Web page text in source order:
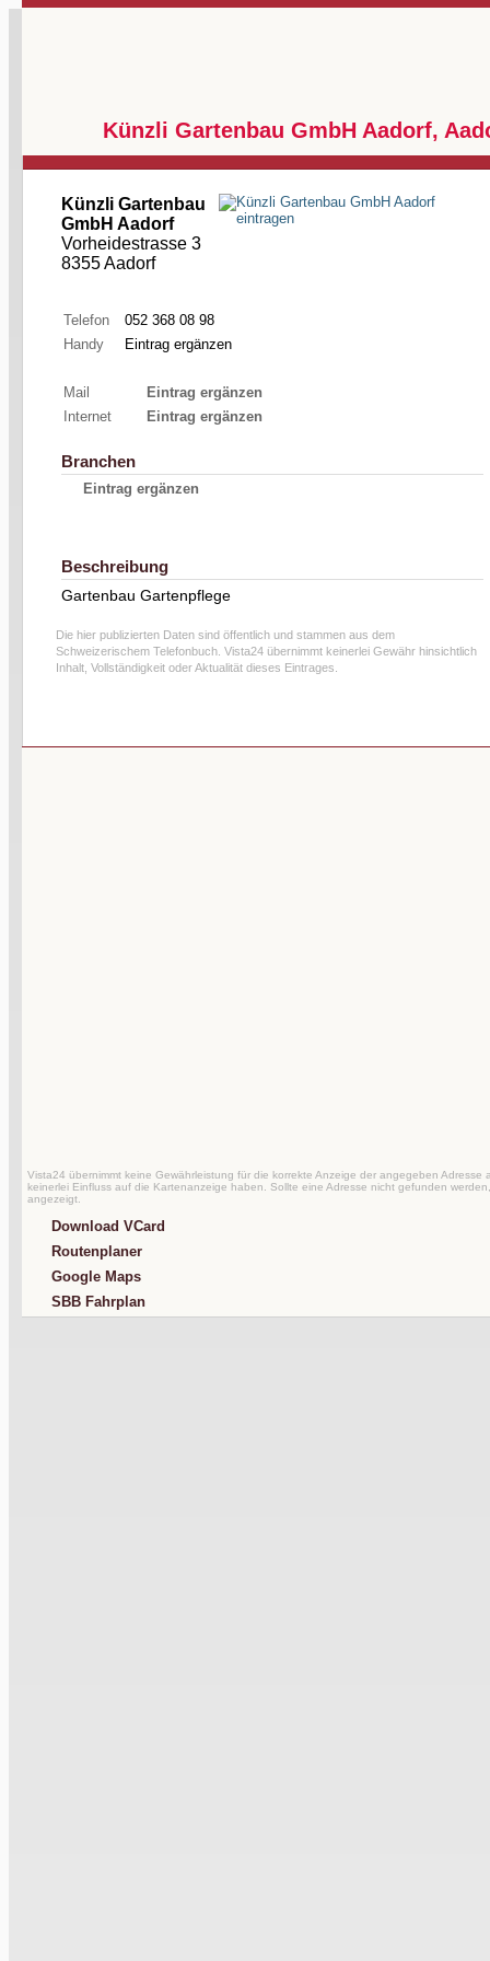
Künzli Gartenbau GmbH Aadorf,
Künzli Gartenbau
GmbH Aadorf
Vorheidestrasse 3
8355 Aadorf
Telefon
052 368 08 98
Handy
Eintrag ergänzen
Mail
Eintrag ergänzen
Internet
Eintrag ergänzen
Branchen
Eintrag ergänzen
Beschreibung
Gartenbau Gartenpflege
Die hier publizierten Daten sind öffentlich und stammen aus dem
Schweizerischem Telefonbuch. Vista24 übernimmt keinerlei Gewähr hinsichtlich
Inhalt, Vollständigkeit oder Aktualität dieses Eintrages.
Vista24 übernimmt keine Gewährleistung für die korrekte Anzeige der angegeben Adresse
keinerlei Einfluss auf die Kartenanzeige haben. Sollte eine Adresse nicht gefunden
angezeigt.
Download VCard
Routenplaner
Google Maps
SBB Fahrplan